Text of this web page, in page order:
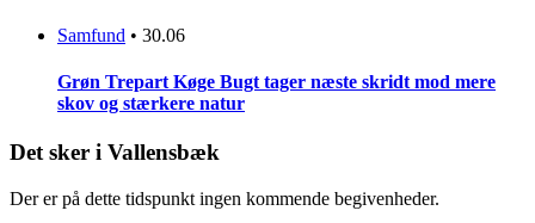
Samfund • 30.06
Grøn Trepart Køge Bugt tager næste skridt mod mere
skov og stærkere natur
Det sker i Vallensbæk
Der er på dette tidspunkt ingen kommende begivenheder.